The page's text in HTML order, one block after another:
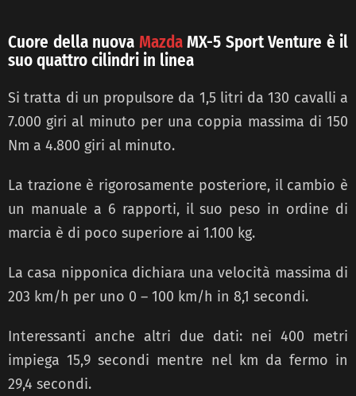
Cuore della nuova MazdaMX-5 Sport Venture è il
suo quattro cilindri in linea
Si tratta di un propulsore da 1,5 litri da 130 cavalli a
7.000 giri al minuto per una coppia massima di 150
Nm a 4.800 giri al minuto.
La trazione è rigorosamente posteriore, il cambio è
un manuale a 6 rapporti, il suo peso in ordine di
marcia è di poco superiore ai 1.100 kg.
La casa nipponica dichiara una velocità massima di
203 km/h per uno 0 – 100 km/h in 8,1 secondi.
Interessanti anche altri due dati: nei 400 metri
impiega 15,9 secondi mentre nel km da fermo in
29,4 secondi.